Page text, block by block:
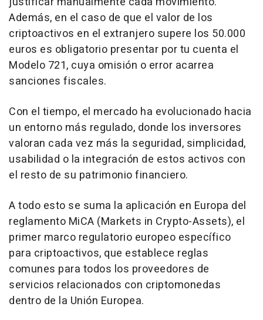
Además, en el caso de que el valor de los
criptoactivos en el extranjero supere los 50.000
euros es obligatorio presentar por tu cuenta el
Modelo 721, cuya omisión o error acarrea
sanciones fiscales.
Con el tiempo, el mercado ha evolucionado hacia
un entorno más regulado, donde los inversores
valoran cada vez más la seguridad, simplicidad,
usabilidad o la integración de estos activos con
el resto de su patrimonio financiero.
A todo esto se suma la aplicación en Europa del
reglamento MiCA (Markets in Crypto-Assets), el
primer marco regulatorio europeo específico
para criptoactivos, que establece reglas
comunes para todos los proveedores de
servicios relacionados con criptomonedas
dentro de la Unión Europea.